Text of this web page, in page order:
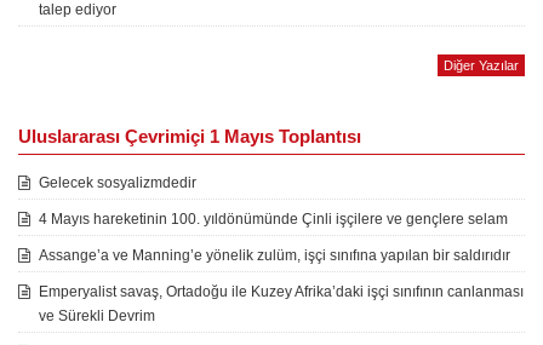
talep ediyor
Diğer Yazılar
Uluslararası Çevrimiçi 1 Mayıs Toplantısı
Gelecek sosyalizmdedir
4 Mayıs hareketinin 100. yıldönümünde Çinli işçilere ve gençlere selam
Assange’a ve Manning’e yönelik zulüm, işçi sınıfına yapılan bir saldırıdır
Emperyalist savaş, Ortadoğu ile Kuzey Afrika’daki işçi sınıfının canlanması
ve Sürekli Devrim